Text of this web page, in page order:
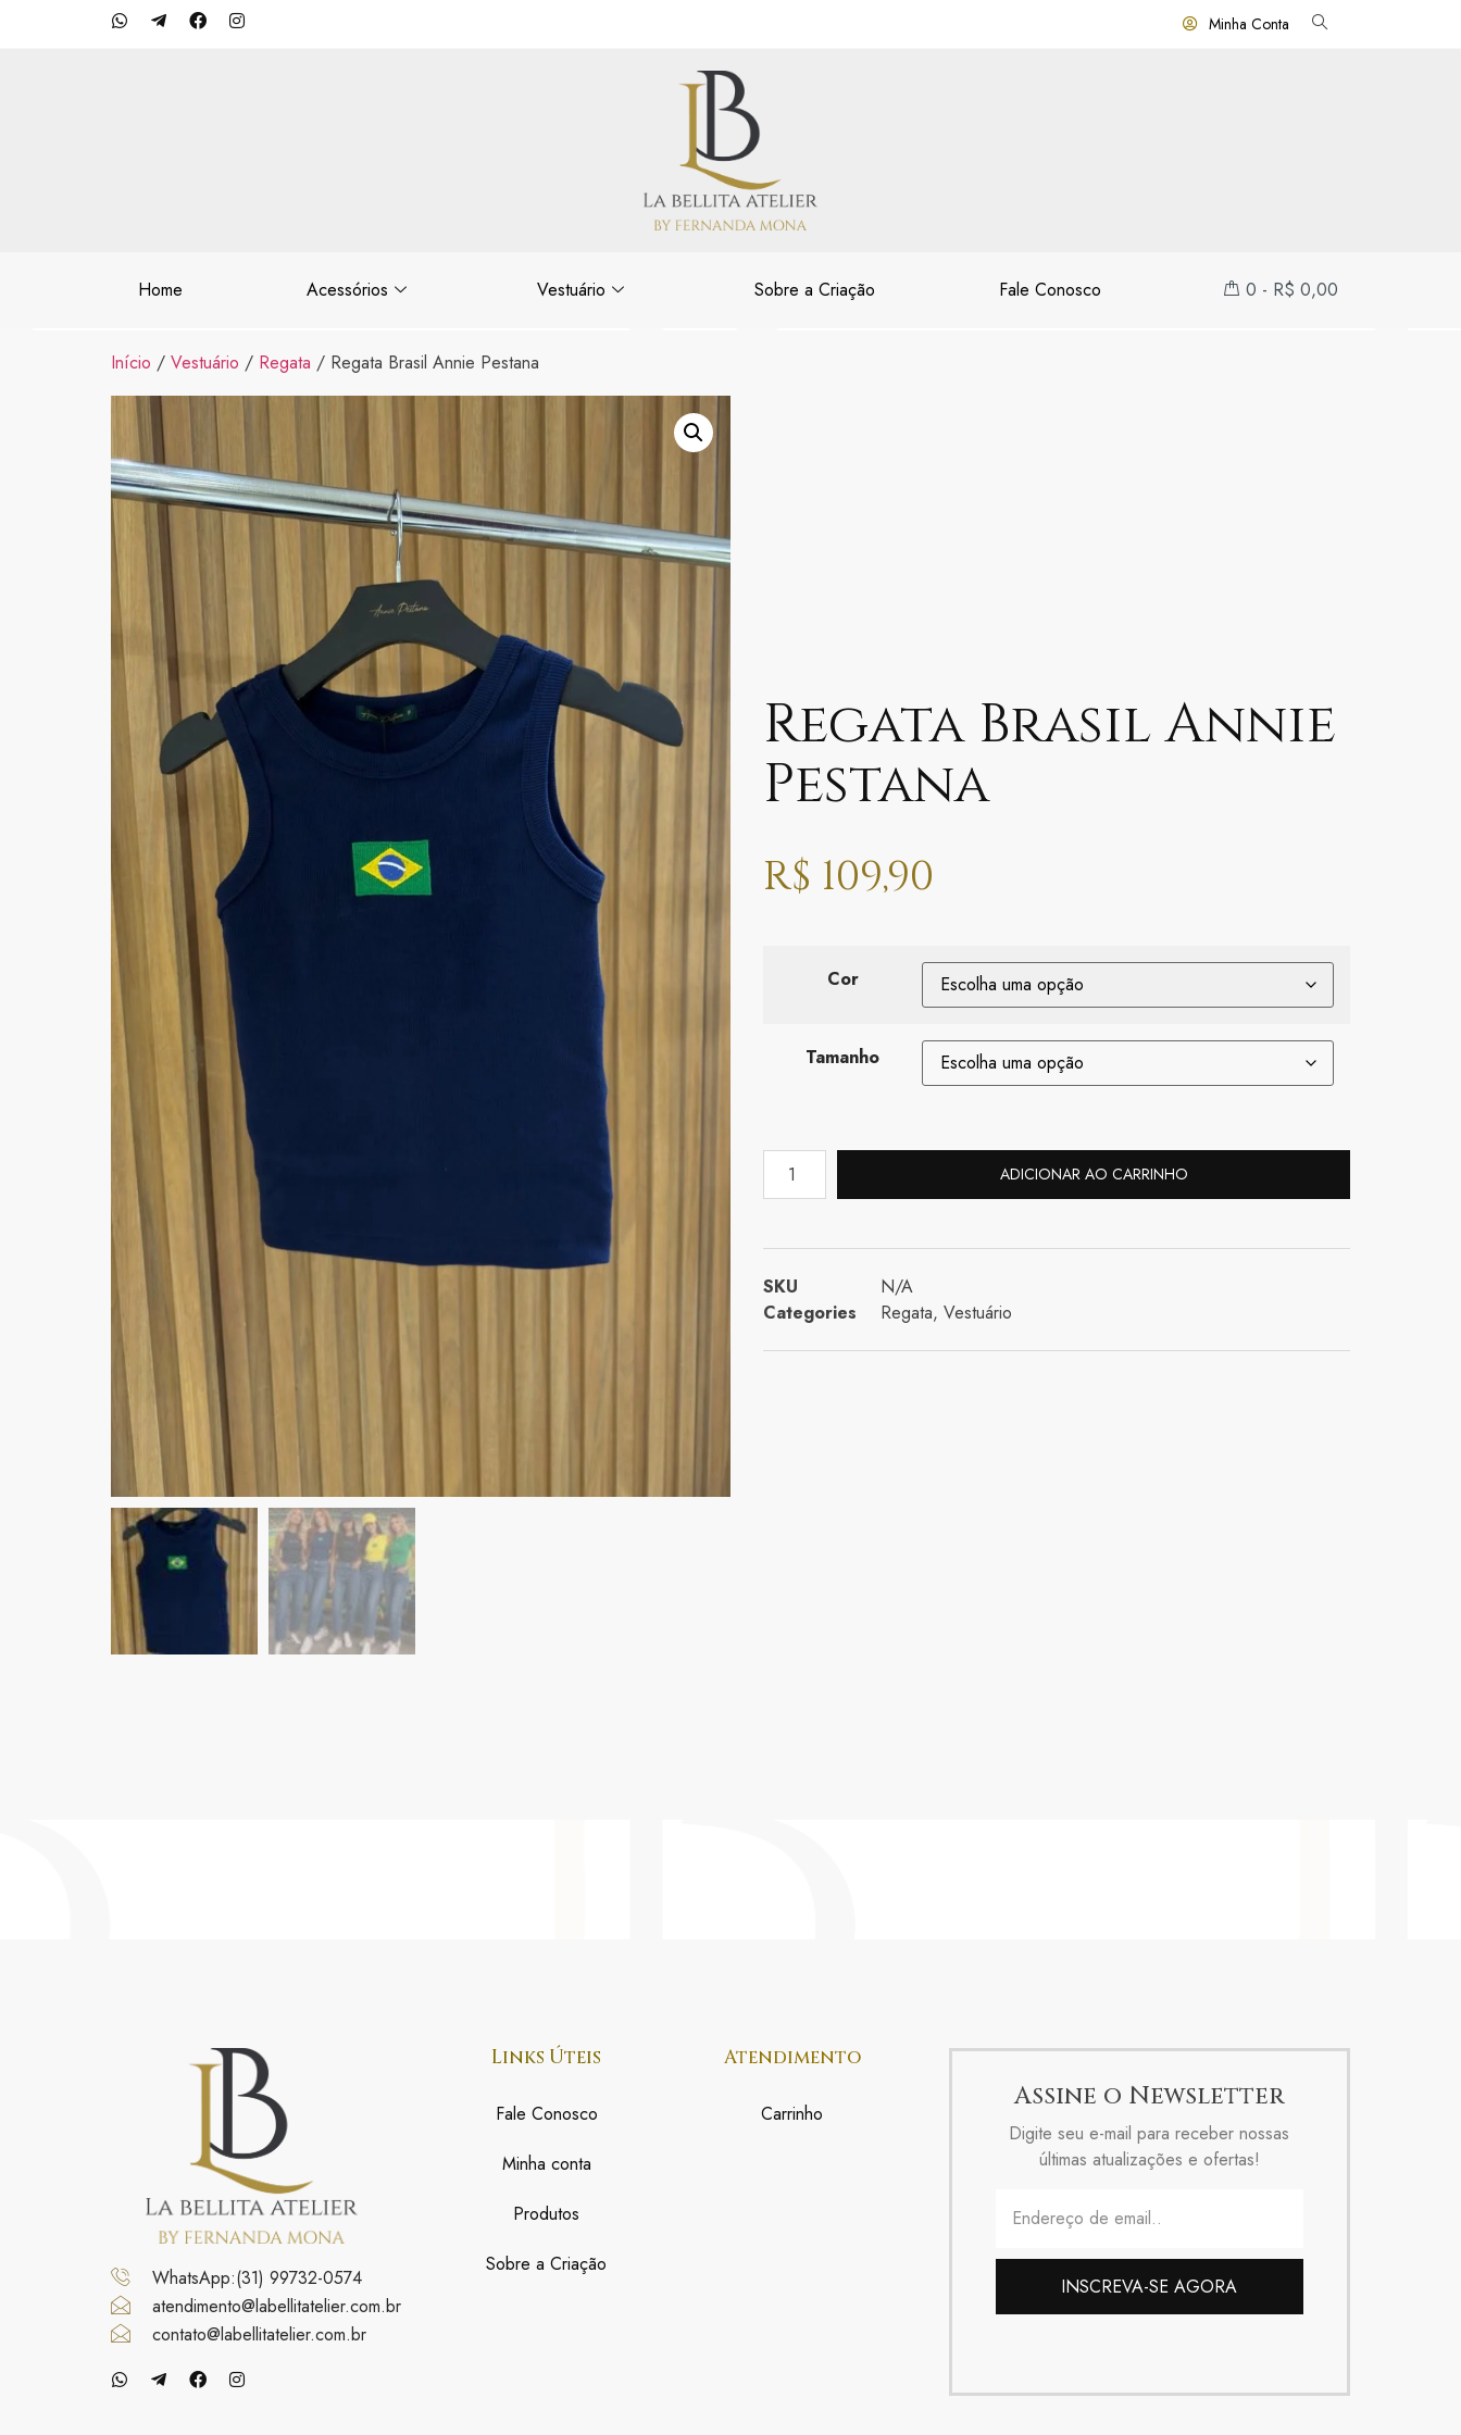
Minha Conta
Home Acessórios Vestuário Sobre a Criação Fale Conosco 0 - R$ 0,00
Início / Vestuário / Regata / Regata Brasil Annie Pestana
Regata Brasil Annie
Pestana
R$ 109,90
Cor
Tamanho
ADICIONAR AO CARRINHO
SKU
N/A
Categories
Regata, Vestuário
WhatsApp:(31) 99732-0574
atendimento@labellitatelier.com.br
contato@labellitatelier.com.br
Links Úteis
Fale Conosco
Minha conta
Produtos
Sobre a Criação
Atendimento
Carrinho
Assine o Newsletter
Digite seu e-mail para receber nossas
últimas atualizações e ofertas!
INSCREVA-SE AGORA